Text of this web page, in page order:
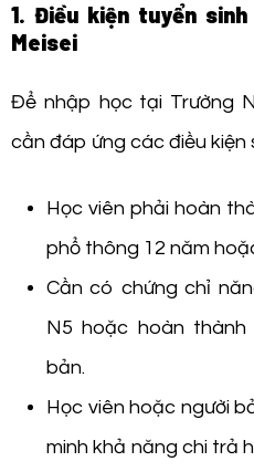
1. Điều kiện tuyển
Meisei
Để nhập học tại Trường
cần đáp ứng các điều kiện
Học viên phải hoàn
phổ thông 12 năm
Cần có chứng chỉ
N5 hoặc hoàn
bản.
Học viên hoặc người
minh khả năng chi trả